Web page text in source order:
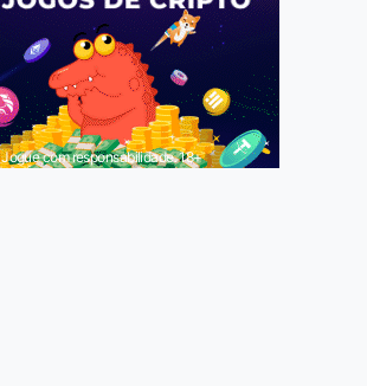
Jogue com responsabilidade. 18+